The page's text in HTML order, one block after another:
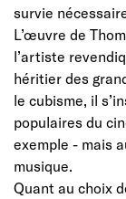
survie
L’œuvre de
l’artiste
héritier des
le cubisme, il
populaires du
exemple - mais
musique.
Quant au choix